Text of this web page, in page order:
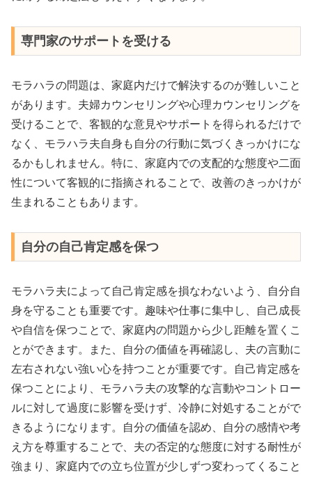
専門家のサポートを受ける
モラハラの問題は、家庭内だけで解決するのが難しいこと
があります。夫婦カウンセリングや心理カウンセリングを
受けることで、客観的な意見やサポートを得られるだけで
なく、モラハラ夫自身も自分の行動に気づくきっかけにな
るかもしれません。特に、家庭内での支配的な態度や二面
性について客観的に指摘されることで、改善のきっかけが
生まれることもあります。
自分の自己肯定感を保つ
モラハラ夫によって自己肯定感を損なわないよう、自分自
身を守ることも重要です。趣味や仕事に集中し、自己成長
や自信を保つことで、家庭内の問題から少し距離を置くこ
とができます。また、自分の価値を再確認し、夫の言動に
左右されない強い心を持つことが重要です。自己肯定感を
保つことにより、モラハラ夫の攻撃的な言動やコントロー
ルに対して過度に影響を受けず、冷静に対処することがで
きるようになります。自分の価値を認め、自分の感情や考
え方を尊重することで、夫の否定的な態度に対する耐性が
強まり、家庭内での立ち位置が少しずつ変わってくること